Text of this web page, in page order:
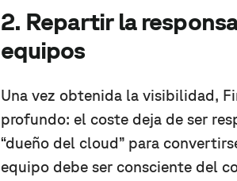
2. Repartir la
equipos
Una vez obtenida la visibilidad,
profundo: el coste deja de ser
“dueño del cloud” para
equipo debe ser consciente del